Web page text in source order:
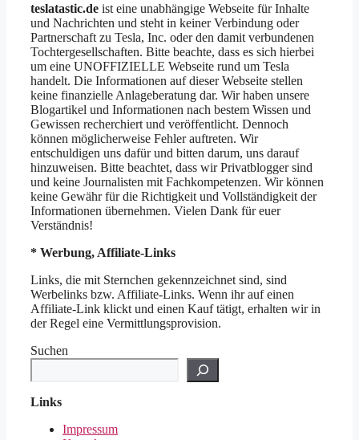
teslatastic.de ist eine unabhängige Webseite für Inhalte
und Nachrichten und steht in keiner Verbindung oder
Partnerschaft zu Tesla, Inc. oder den damit verbundenen
Tochtergesellschaften. Bitte beachte, dass es sich hierbei
um eine UNOFFIZIELLE Webseite rund um Tesla
handelt. Die Informationen auf dieser Webseite stellen
keine finanzielle Anlageberatung dar. Wir haben unsere
Blogartikel und Informationen nach bestem Wissen und
Gewissen recherchiert und veröffentlicht. Dennoch
können möglicherweise Fehler auftreten. Wir
entschuldigen uns dafür und bitten darum, uns darauf
hinzuweisen. Bitte beachtet, dass wir Privatblogger sind
und keine Journalisten mit Fachkompetenzen. Wir können
keine Gewähr für die Richtigkeit und Vollständigkeit der
Informationen übernehmen. Vielen Dank für euer
Verständnis!
* Werbung, Affiliate-Links
Links, die mit Sternchen gekennzeichnet sind, sind
Werbelinks bzw. Affiliate-Links. Wenn ihr auf einen
Affiliate-Link klickt und einen Kauf tätigt, erhalten wir in
der Regel eine Vermittlungsprovision.
Suchen
Links
Impressum